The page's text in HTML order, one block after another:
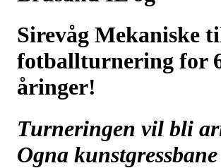
Sirevåg Mekaniske
fotballturnering for
åringer!
Turneringen vil bli
Ogna kunstgressbane